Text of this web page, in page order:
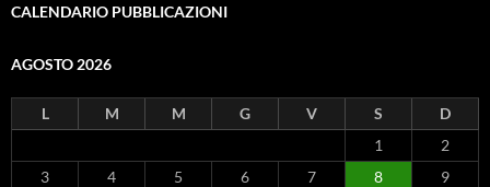
CALENDARIO PUBBLICAZIONI
AGOSTO 2026
L M M G V S
D
1
2
3
4 5 6 7 8
9